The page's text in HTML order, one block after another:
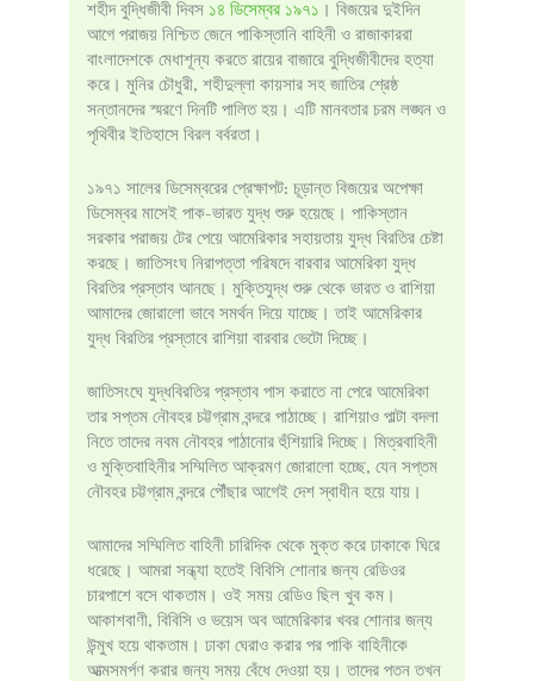
শহীদ বুদ্ধিজীবী দিবস ১৪ ডিসেম্বর ১৯৭১ । বিজয়ের দুইদিন
আগে পরাজয় নিশ্চিত জেনে পাকিস্তানি বাহিনী ও রাজাকাররা
বাংলাদেশকে মেধাশূন্য করতে রায়ের বাজারে বুদ্ধিজীবীদের হত্যা
করে। মুনির চৌধুরী, শহীদুল্লা কায়সার সহ জাতির শ্রেষ্ঠ
সন্তানদের স্মরণে দিনটি পালিত হয়। এটি মানবতার চরম লঙ্ঘন ও
পৃথিবীর ইতিহাসে বিরল বর্বরতা।
১৯৭১ সালের ডিসেম্বরের প্রেক্ষাপট: চূড়ান্ত বিজয়ের অপেক্ষা
ডিসেম্বর মাসেই পাক-ভারত যুদ্ধ শুরু হয়েছে। পাকিস্তান
সরকার পরাজয় টের পেয়ে আমেরিকার সহায়তায় যুদ্ধ বিরতির চেষ্টা
করছে। জাতিসংঘ নিরাপত্তা পরিষদে বারবার আমেরিকা যুদ্ধ
বিরতির প্রস্তাব আনছে। মুক্তিযুদ্ধ শুরু থেকে ভারত ও রাশিয়া
আমাদের জোরালো ভাবে সমর্থন দিয়ে যাচ্ছে। তাই আমেরিকার
যুদ্ধ বিরতির প্রস্তাবে রাশিয়া বারবার ভেটো দিচ্ছে।
জাতিসংঘে যুদ্ধবিরতির প্রস্তাব পাস করাতে না পেরে আমেরিকা
তার সপ্তম নৌবহর চট্টগ্রাম বন্দরে পাঠাচ্ছে। রাশিয়াও পাল্টা বদলা
নিতে তাদের নবম নৌবহর পাঠানোর হুঁশিয়ারি দিচ্ছে। মিত্রবাহিনী
ও মুক্তিবাহিনীর সম্মিলিত আক্রমণ জোরালো হচ্ছে, যেন সপ্তম
নৌবহর চট্টগ্রাম বন্দরে পৌঁছার আগেই দেশ স্বাধীন হয়ে যায়।
আমাদের সম্মিলিত বাহিনী চারিদিক থেকে মুক্ত করে ঢাকাকে ঘিরে
ধরেছে। আমরা সন্ধ্যা হতেই বিবিসি শোনার জন্য রেডিওর
চারপাশে বসে থাকতাম। ওই সময় রেডিও ছিল খুব কম।
আকাশবাণী, বিবিসি ও ভয়েস অব আমেরিকার খবর শোনার জন্য
উন্মুখ হয়ে থাকতাম। ঢাকা ঘেরাও করার পর পাকি বাহিনীকে
আত্মসমর্পণ করার জন্য সময় বেঁধে দেওয়া হয়। তাদের পতন তখন